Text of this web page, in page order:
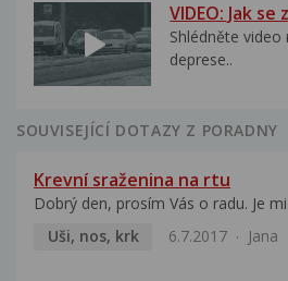
VIDEO: Jak
Shlédněte
deprese..
SOUVISEJÍCÍ DOTAZY Z PORADNY
Krevní sraženina na rtu
Dobrý den, prosím Vás o radu. Je
Uši, nos, krk
6.7.2017 Jana